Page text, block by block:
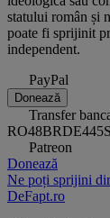
statului român și
poate fi sprijinit
independent.
PayPal
Donează
Transfer
Patreon
Donează
Ne poți sprijini
DeFapt.ro